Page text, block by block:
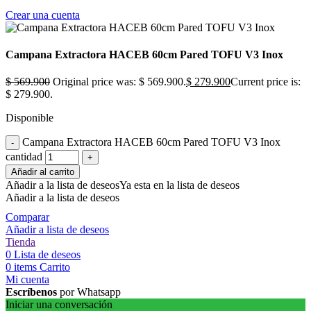
Crear una cuenta
Campana Extractora HACEB 60cm Pared TOFU V3 Inox
$569.900 Original price was: $ 569.900.$ 279.900Current price is:
$ 279.900.
Disponible
Campana Extractora HACEB 60cm Pared TOFU V3 Inox
cantidad
Añadir al carrito
Añadir a la lista de deseosYa esta en la lista de deseos
Añadir a la lista de deseos
Comparar
Añadir a lista de deseos
Tienda
0 Lista de deseos
0 items Carrito
Mi cuenta
Escríbenos por Whatsapp
Iniciar una conversación